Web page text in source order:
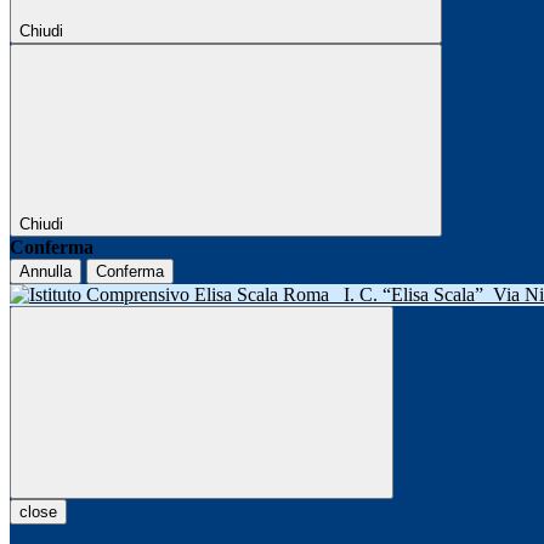
Chiudi
Chiudi
Conferma
Annulla Conferma
I. C. “Elisa Scala” Via
close